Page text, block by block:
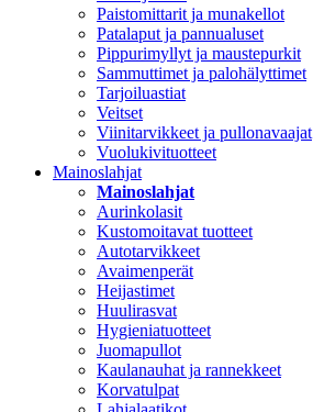
Paistomittarit ja munakellot
Patalaput ja pannualuset
Pippurimyllyt ja maustepurkit
Sammuttimet ja palohälyttimet
Tarjoiluastiat
Veitset
Viinitarvikkeet ja pullonavaajat
Vuolukivituotteet
Mainoslahjat
Mainoslahjat
Aurinkolasit
Kustomoitavat tuotteet
Autotarvikkeet
Avaimenperät
Heijastimet
Huulirasvat
Hygieniatuotteet
Juomapullot
Kaulanauhat ja rannekkeet
Korvatulpat